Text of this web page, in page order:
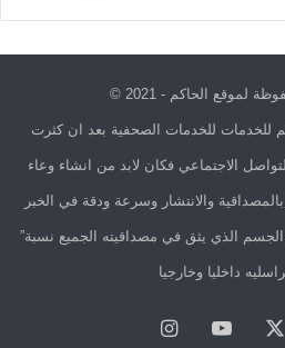
لموقع الحاكم - 2021 ©
للخدمات للخدمات الصحفية بعد ان كثرت
الاجتماعي فكان لابد من انشاء وعاء
والانتشار وسرعة ودقة في الخبر
الذي يثق في مصداقيته الجميع نسبة”
داخليا وخارجيا
يوتيوبانستقرام